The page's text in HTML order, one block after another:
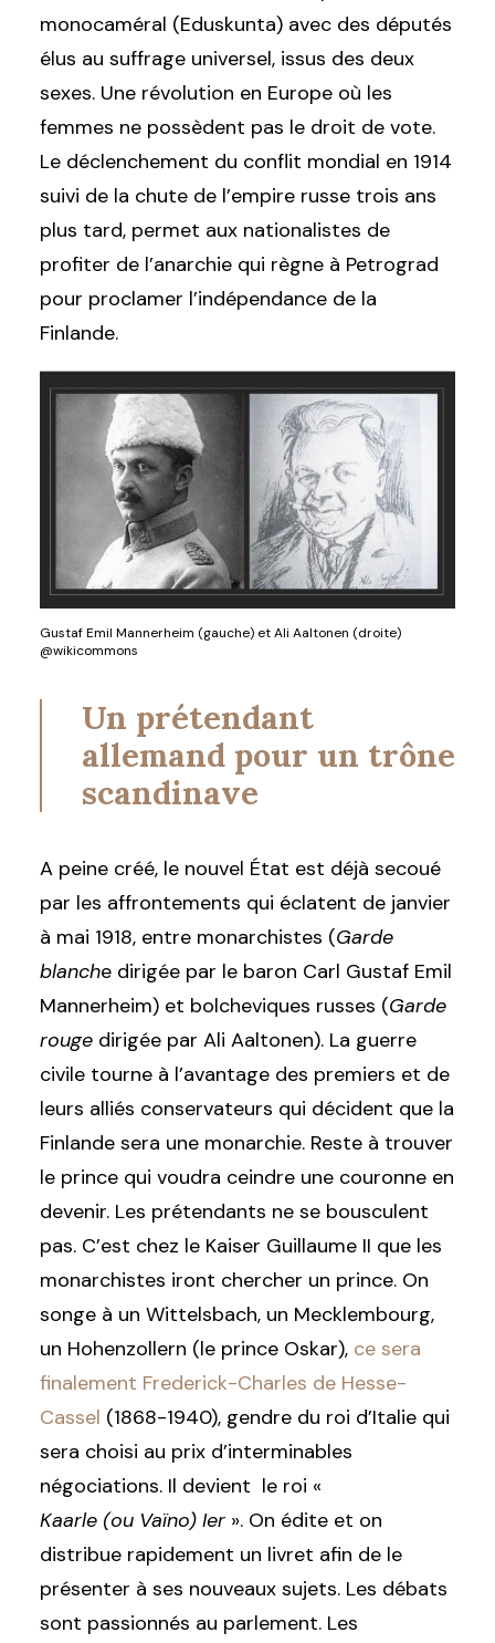
monocaméral (Eduskunta) avec des députés
élus au suffrage universel, issus des deux
sexes. Une révolution en Europe où les
femmes ne possèdent pas le droit de vote.
Le déclenchement du conflit mondial en 1914
suivi de la chute de l’empire russe trois ans
plus tard, permet aux nationalistes de
profiter de l’anarchie qui règne à Petrograd
pour proclamer l’indépendance de la
Finlande.
Gustaf Emil Mannerheim (gauche) et Ali Aaltonen (droite)
@wikicommons
Un prétendant
allemand pour un trône
scandinave
A peine créé, le nouvel État est déjà secoué
par les affrontements qui éclatent de janvier
à mai 1918, entre monarchistes (Garde
blanche dirigée par le baron Carl Gustaf Emil
Mannerheim) et bolcheviques russes (Garde
rouge dirigée par Ali Aaltonen). La guerre
civile tourne à l’avantage des premiers et de
leurs alliés conservateurs qui décident que la
Finlande sera une monarchie. Reste à trouver
le prince qui voudra ceindre une couronne en
devenir. Les prétendants ne se bousculent
pas. C’est chez le Kaiser Guillaume II que les
monarchistes iront chercher un prince. On
songe à un Wittelsbach, un Mecklembourg,
un Hohenzollern (le prince Oskar), ce sera
finalement Frederick-Charles de Hesse-
Cassel (1868-1940), gendre du roi d’Italie qui
sera choisi au prix d’interminables
négociations. Il devient le roi «
Kaarle (ou Vaïno) Ier ». On édite et on
distribue rapidement un livret afin de le
présenter à ses nouveaux sujets. Les débats
sont passionnés au parlement. Les